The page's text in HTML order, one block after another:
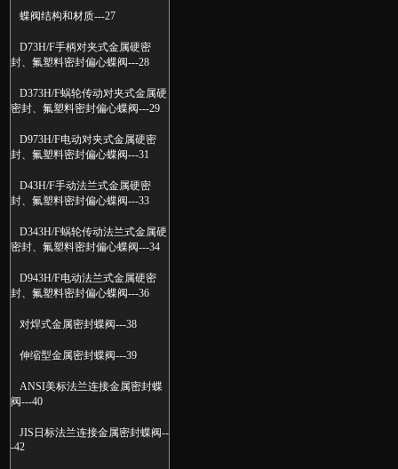
蝶阀结构和材质---27
D73H/F手柄对夹式金属硬密
封、氟塑料密封偏心蝶阀---28
D373H/F蜗轮传动对夹式金属硬
密封、氟塑料密封偏心蝶阀---29
D973H/F电动对夹式金属硬密
封、氟塑料密封偏心蝶阀---31
D43H/F手动法兰式金属硬密
封、氟塑料密封偏心蝶阀---33
D343H/F蜗轮传动法兰式金属硬
密封、氟塑料密封偏心蝶阀---34
D943H/F电动法兰式金属硬密
封、氟塑料密封偏心蝶阀---36
对焊式金属密封蝶阀---38
伸缩型金属密封蝶阀---39
ANSI美标法兰连接金属密封蝶
阀---40
JIS日标法兰连接金属密封蝶阀--
-42